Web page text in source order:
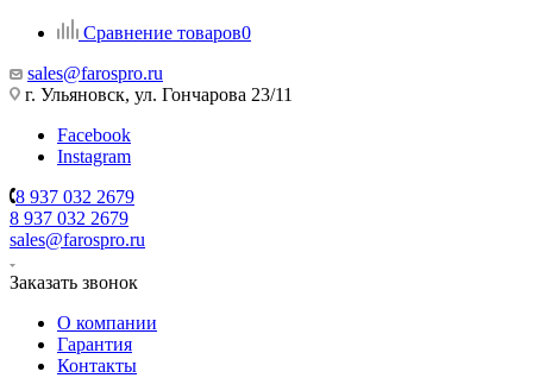
Сравнение товаров0
sales@farospro.ru
г. Ульяновск, ул. Гончарова 23/11
Facebook
Instagram
8 937 032 2679
8 937 032 2679
sales@farospro.ru
Заказать звонок
О компании
Гарантия
Контакты